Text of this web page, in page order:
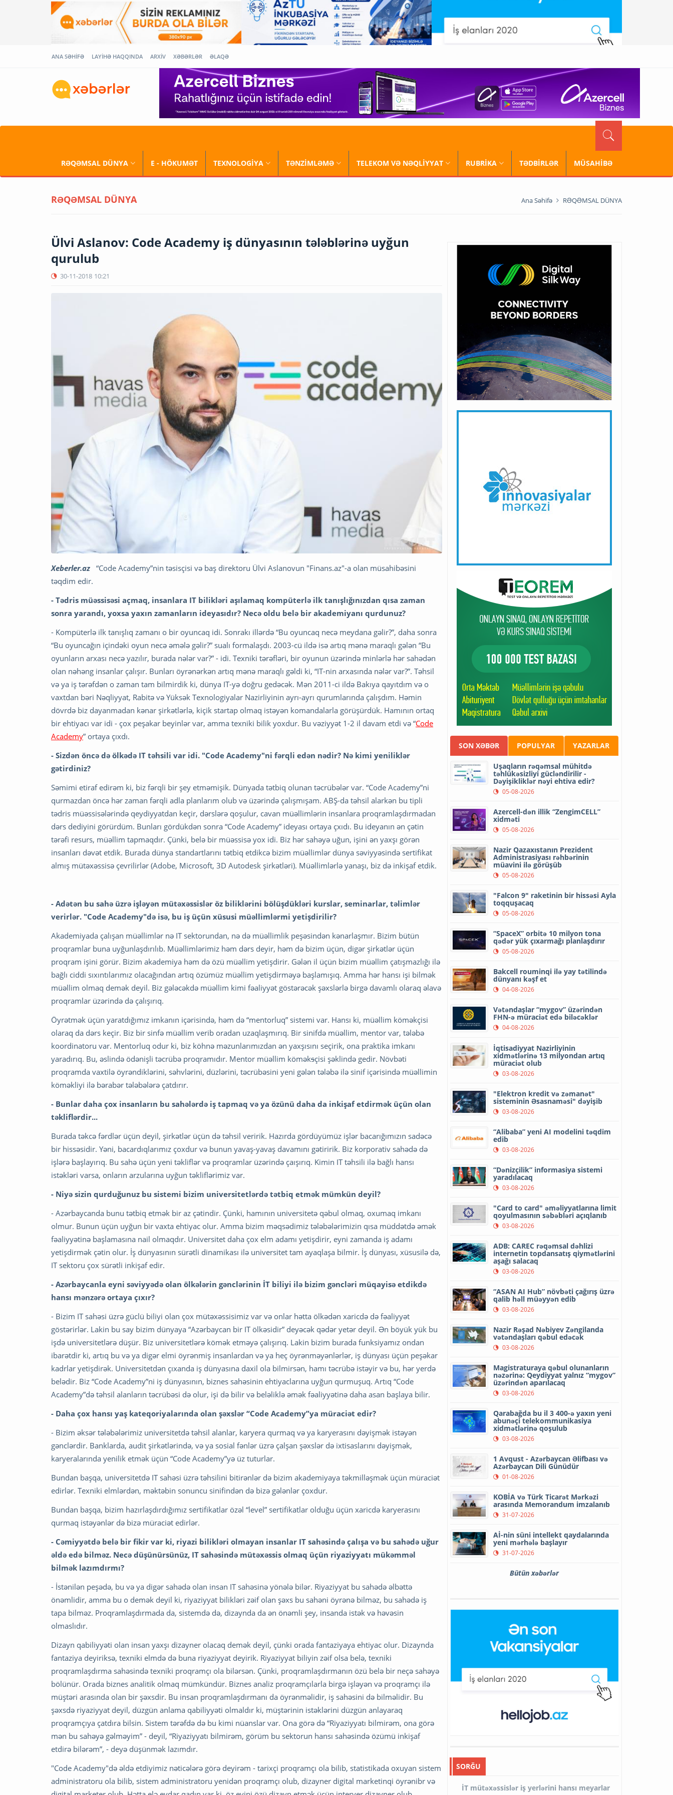
ANA SƏHİFƏ LAYİHƏ HAQQINDA ARXİV XƏBƏRLƏR ƏLAQƏ
RƏQƏMSAL DÜNYA E - HÖKUMƏT TEXNOLOGİYA TƏNZİMLƏMƏ TELEKOM VƏ NƏQLİYYAT RUBRİKA TƏDBİRLƏR MÜSAHİBƏ
RƏQƏMSAL DÜNYA Ana Səhifə RƏQƏMSAL DÜNYA
Ülvi Aslanov: Code Academy iş dünyasının tələblərinə uyğun
qurulub
30-11-2018 10:21
Xeberler.az “Code Academy”nin təsisçisi və baş direktoru Ülvi Aslanovun "Finans.az"-a olan müsahibəsini
təqdim edir.
- Tədris müəssisəsi açmaq, insanlara IT bilikləri aşılamaq kompüterlə ilk tanışlığınızdan qısa zaman
sonra yarandı, yoxsa yaxın zamanların ideyasıdır? Necə oldu belə bir akademiyanı qurdunuz?
- Kompüterlə ilk tanışlıq zamanı o bir oyuncaq idi. Sonrakı illərdə “Bu oyuncaq necə meydana gəlir?”, daha sonra
“Bu oyuncağın içindəki oyun necə əmələ gəlir?” sualı formalaşdı. 2003-cü ildə isə artıq mənə maraqlı gələn “Bu
oyunların arxası necə yazılır, burada nələr var?” - idi. Texniki tərəfləri, bir oyunun üzərində minlərlə hər sahədən
olan nəhəng insanlar çalışır. Bunları öyrənərkən artıq mənə maraqlı gəldi ki, “IT-nin arxasında nələr var?”. Təhsil
və ya iş tərəfdən o zaman tam bilmirdik ki, dünya IT-yə doğru gedəcək. Mən 2011-ci ildə Bakıya qayıtdım və o
vaxtdan bəri Nəqliyyat, Rabitə və Yüksək Texnologiyalar Nazirliyinin ayrı-ayrı qurumlarında çalışdım. Həmin
dövrdə biz dayanmadan kənar şirkətlərlə, kiçik startap olmaq istəyən komandalarla görüşürdük. Hamının ortaq
bir ehtiyacı var idi - çox peşakar beyinlər var, amma texniki bilik yoxdur. Bu vəziyyət 1-2 il davam etdi və “Code
Academy” ortaya çıxdı.
- Sizdən öncə də ölkədə IT təhsili var idi. "Code Academy"ni fərqli edən nədir? Nə kimi yeniliklər
gətirdiniz?
Səmimi etiraf edirəm ki, biz fərqli bir şey etməmişik. Dünyada tətbiq olunan təcrübələr var. “Code Academy”ni
qurmazdan öncə hər zaman fərqli adla planlarım olub və üzərində çalışmışam. ABŞ-da təhsil alarkən bu tipli
tədris müəssisələrində qeydiyyatdan keçir, dərslərə qoşulur, cavan müəllimlərin insanlara proqramlaşdırmadan
dərs dediyini görürdüm. Bunları gördükdən sonra “Code Academy” ideyası ortaya çxıdı. Bu ideyanın ən çətin
tərəfi resurs, müəllim tapmaqdır. Çünki, belə bir müəssisə yox idi. Biz hər sahəyə uğun, işini ən yaxşı görən
insanları dəvət etdik. Burada dünya standartlarını tətbiq etdikcə bizim müəllimlər dünya səviyyəsində sertifikat
almış mütəxəssisə çevrilirlər (Adobe, Microsoft, 3D Autodesk şirkətləri). Müəllimlərlə yanaşı, biz də inkişaf etdik.
- Adətən bu sahə üzrə işləyən mütəxəssislər öz biliklərini bölüşdükləri kurslar, seminarlar, təlimlər
verirlər. "Code Academy"də isə, bu iş üçün xüsusi müəllimlərmi yetişdirilir?
Akademiyada çalışan müəllimlər nə IT sektorundan, nə də müəllimlik peşəsindən kənarlaşmır. Bizim bütün
proqramlar buna uyğunlaşdırılıb. Müəllimlərimiz həm dərs deyir, həm də bizim üçün, digər şirkətlər üçün
proqram işini görür. Bizim akademiya həm də özü müəllim yetişdirir. Gələn il üçün bizim müəllim çatışmazlığı ilə
bağlı ciddi sıxıntılarımız olacağından artıq özümüz müəllim yetişdirməyə başlamışıq. Amma hər hansı işi bilmək
müəllim olmaq demək deyil. Biz gələcəkdə müəllim kimi fəaliyyət göstərəcək şəxslərlə birgə davamlı olaraq əlavə
proqramlar üzərində də çalışırıq.
Öyrətmək üçün yaratdığımız imkanın içərisində, həm də “mentorluq” sistemi var. Hansı ki, müəllim köməkçisi
olaraq da dərs keçir. Biz bir sinfə müəllim verib oradan uzaqlaşmırıq. Bir sinifdə müəllim, mentor var, tələbə
koordinatoru var. Mentorluq odur ki, biz köhnə məzunlarımızdan ən yaxşısını seçirik, ona praktika imkanı
yaradırıq. Bu, əslində ödənişli təcrübə proqramıdır. Mentor müəllim köməksçisi şəklində gedir. Növbəti
proqramda vaxtilə öyrəndiklərini, səhvlərini, düzlərini, təcrübəsini yeni gələn tələbə ilə sinif içərisində müəllimin
köməkliyi ilə bərabər tələbələrə çatdırır.
- Bunlar daha çox insanların bu sahələrdə iş tapmaq və ya özünü daha da inkişaf etdirmək üçün olan
təkliflərdir...
Burada təkcə fərdlər üçün deyil, şirkətlər üçün də təhsil veririk. Hazırda gördüyümüz işlər bacarığımızın sadəcə
bir hissəsidir. Yəni, bacardıqlarımız çoxdur və bunun yavaş-yavaş davamını gətiririk. Biz korporativ sahədə də
işlərə başlayırıq. Bu sahə üçün yeni təkliflər və proqramlar üzərində çaışırıq. Kimin IT təhsili ilə bağlı hansı
istəkləri varsa, onların arzularına uyğun təkliflərimiz var.
- Niyə sizin qurduğunuz bu sistemi bizim universitetlərdə tətbiq etmək mümkün deyil?
- Azərbaycanda bunu tətbiq etmək bir az çətindir. Çünki, hamının universitetə qəbul olmaq, oxumaq imkanı
olmur. Bunun üçün uyğun bir vaxta ehtiyac olur. Amma bizim məqsədimiz tələbələrimizin qısa müddətdə əmək
fəaliyyətinə başlamasına nail olmaqdır. Universitet daha çox elm adamı yetişdirir, eyni zamanda iş adamı
yetişdirmək çətin olur. İş dünyasının sürətli dinamikası ilə universitet tam ayaqlaşa bilmir. İş dünyası, xüsusilə də,
IT sektoru çox sürətli inkişaf edir.
- Azərbaycanla eyni səviyyədə olan ölkələrin gənclərinin İT biliyi ilə bizim gəncləri müqayisə etdikdə
hansı mənzərə ortaya çıxır?
- Bizim IT sahəsi üzrə güclü biliyi olan çox mütəxəssisimiz var və onlar hətta ölkədən xaricdə də fəaliyyət
göstərirlər. Lakin bu say bizim dünyaya “Azərbaycan bir IT ölkəsidir” deyəcək qədər yetər deyil. Ən böyük yük bu
işdə universitetlərə düşür. Biz universitetlərə kömək etməyə çalışırıq. Lakin bizim burada funksiyamız ondan
ibarətdir ki, artıq bu və ya digər elmi öyrənmiş insanlardan və ya heç öyrənməyənlərlər, iş dünyası üçün peşəkar
kadrlar yetişdirək. Universitetdən çıxanda iş dünyasına daxil ola bilmirsən, hamı təcrübə istəyir və bu, hər yerdə
belədir. Biz “Code Academy”ni iş dünyasının, biznes sahəsinin ehtiyaclarına uyğun qurmuşuq. Artıq “Code
Academy”də təhsil alanların təcrübəsi də olur, işi də bilir və beləliklə əmək fəaliyyətinə daha asan başlaya bilir.
- Daha çox hansı yaş kateqoriyalarında olan şəxslər “Code Academy”ya müraciət edir?
- Bizim əksər tələbələrimiz universitetdə təhsil alanlar, karyera qurmaq və ya karyerasını dəyişmək istəyən
gənclərdir. Banklarda, audit şirkətlərində, və ya sosial fənlər üzrə çalşan şəxslər də ixtisaslarını dəyişmək,
karyeralarında yenilik etmək üçün “Code Academy”yə üz tuturlar.
Bundan başqa, universitetdə IT sahəsi üzrə təhsilini bitirənlər də bizim akademiyaya təkmilləşmək üçün müraciət
edirlər. Texniki elmlərdən, məktəbin sonuncu sinifindən də bizə gələnlər çoxdur.
Bundan başqa, bizim hazırlaşdırdığımız sertifikatlar özəl “level” sertifikatlar olduğu üçün xaricdə karyerasını
qurmaq istəyənlər də bizə müraciət edirlər.
- Cəmiyyətdə belə bir fikir var ki, riyazi bilikləri olmayan insanlar IT sahəsində çalışa və bu sahədə uğur
əldə edə bilməz. Necə düşünürsünüz, IT sahəsində mütəxəssis olmaq üçün riyaziyyatı mükəmməl
bilmək lazımdırmı?
- İstənilən peşədə, bu və ya digər sahədə olan insan IT sahəsinə yönələ bilər. Riyaziyyat bu sahədə əlbəttə
önəmlidir, amma bu o demək deyil ki, riyaziyyat bilikləri zəif olan şəxs bu sahəni öyrənə bilməz, bu sahədə iş
tapa bilməz. Proqramlaşdırmada da, sistemdə də, dizaynda da ən önəmli şey, insanda istək və həvəsin
olmaslıdır.
Dizayn qabiliyyəti olan insan yaxşı dizayner olacaq demək deyil, çünki orada fantaziyaya ehtiyac olur. Dizaynda
fantaziya deyiriksə, texniki elmdə də buna riyaziyyat deyirik. Riyaziyyat biliyin zəif olsa belə, texniki
proqramlaşdırma sahəsində texniki proqramçı ola bilərsən. Çünki, proqramlaşdırmanın özü belə bir neçə sahəyə
bölünür. Orada biznes analitik olmaq mümkündür. Biznes analiz proqramçılarla birgə işləyən və proqramçı ilə
müştəri arasında olan bir şəxsdir. Bu insan proqramlaşdırmanı da öyrənməlidir, iş sahəsini də bilməlidir. Bu
şəxsdə riyaziyyat deyil, düzgün anlama qabiliyyəti olmaldır ki, müştərinin istəklərini düzgün anlayaraq
proqramçıya çatdıra bilsin. Sistem tərəfdə də bu kimi nüanslar var. Ona görə də “Riyaziyyatı bilmirəm, ona görə
mən bu sahəyə gəlməyim” - deyil, “Riyaziyyatı bilmirəm, görüm bu sektorun hansı sahəsində özümü inkişaf
etdirə bilərəm”, - deyə düşünmək lazımdır.
"Code Academy"də əldə etdiyimiz nəticələrə görə deyirəm - tarixçi proqramçı ola bilib, statistikada oxuyan sistem
administratoru ola bilib, sistem administratoru yenidən proqramçı olub, dizayner digital marketinqi öyrənibr və
SON XƏBƏR POPULYAR YAZARLAR
Uşaqların rəqəmsal mühitdə
təhlükəsizliyi gücləndirilir -
Dəyişikliklər nəyi ehtiva edir?
05-08-2026
Azercell-dən illik “ZengimCELL”
xidməti
05-08-2026
Nazir Qazaxıstanın Prezident
Administrasiyası rəhbərinin
müavini ilə görüşüb
05-08-2026
"Falcon 9" raketinin bir hissəsi Ayla
toqquşacaq
05-08-2026
“SpaceX” orbitə 10 milyon tona
qədər yük çıxarmağı planlaşdırır
05-08-2026
Bakcell rouminqi ilə yay tətilində
dünyanı kəşf et
04-08-2026
Vətəndaşlar “mygov” üzərindən
FHN-ə müraciət edə biləcəklər
04-08-2026
İqtisadiyyat Nazirliyinin
xidmətlərinə 13 milyondan artıq
müraciət olub
03-08-2026
"Elektron kredit və zəmanət"
sisteminin Əsasnaməsi" dəyişib
03-08-2026
“Alibaba” yeni AI modelini təqdim
edib
03-08-2026
“Dənizçilik” informasiya sistemi
yaradılacaq
03-08-2026
"Card to card" əməliyyatlarına limit
qoyulmasının səbəbləri açıqlanıb
03-08-2026
ADB: CAREC rəqəmsal dəhlizi
internetin topdansatış qiymətlərini
aşağı salacaq
03-08-2026
“ASAN AI Hub” növbəti çağırış üzrə
qalib həll müəyyən edib
03-08-2026
Nazir Rəşad Nəbiyev Zəngilanda
vətəndaşları qəbul edəcək
03-08-2026
Magistraturaya qəbul olunanların
nəzərinə: Qeydiyyat yalnız “mygov”
üzərindən aparılacaq
03-08-2026
Qarabağda bu il 3 400-ə yaxın yeni
abunəçi telekommunikasiya
xidmətlərinə qoşulub
03-08-2026
1 Avqust - Azərbaycan Əlifbası və
Azərbaycan Dili Günüdür
01-08-2026
KOBİA və Türk Ticarət Mərkəzi
arasında Memorandum imzalanıb
31-07-2026
Aİ-nin süni intellekt qaydalarında
yeni mərhələ başlayır
31-07-2026
Bütün xəbərlər
SORĞU
İT mütəxəssislər iş yerlərini hansı meyarlar